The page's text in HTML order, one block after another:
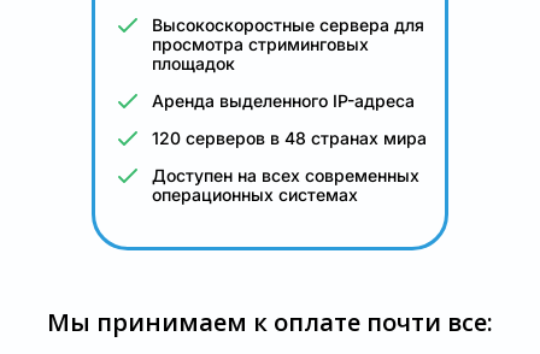
Высокоскоростные сервера для
просмотра стриминговых
площадок
Аренда выделенного IP-адреса
120 серверов в 48 странах мира
Доступен на всех современных
операционных системах
Мы принимаем к оплате почти все: